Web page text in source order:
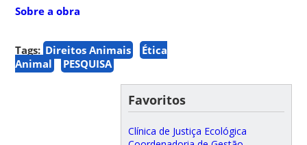
Sobre a obra
Tags: Direitos Animais
Ética
Animal
PESQUISA
Favoritos
Clínica de Justiça Ecológica